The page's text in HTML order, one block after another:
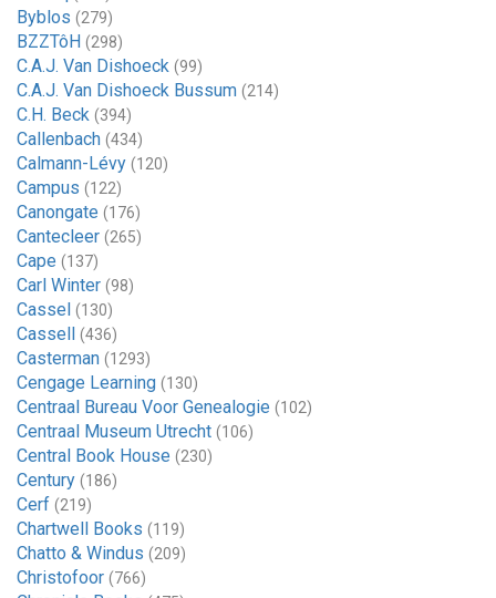
Byblos (279)
BZZTôH (298)
C.A.J. Van Dishoeck (99)
C.A.J. Van Dishoeck Bussum (214)
C.H. Beck (394)
Callenbach (434)
Calmann-Lévy (120)
Campus (122)
Canongate (176)
Cantecleer (265)
Cape (137)
Carl Winter (98)
Cassel (130)
Cassell (436)
Casterman (1293)
Cengage Learning (130)
Centraal Bureau Voor Genealogie (102)
Centraal Museum Utrecht (106)
Central Book House (230)
Century (186)
Cerf (219)
Chartwell Books (119)
Chatto & Windus (209)
Christofoor (766)